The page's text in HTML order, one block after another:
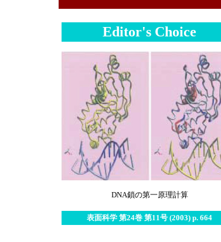
Editor's Choice
DNA鎖の第一原理計算
表面科学 第24巻 第11号 (2003) p. 664